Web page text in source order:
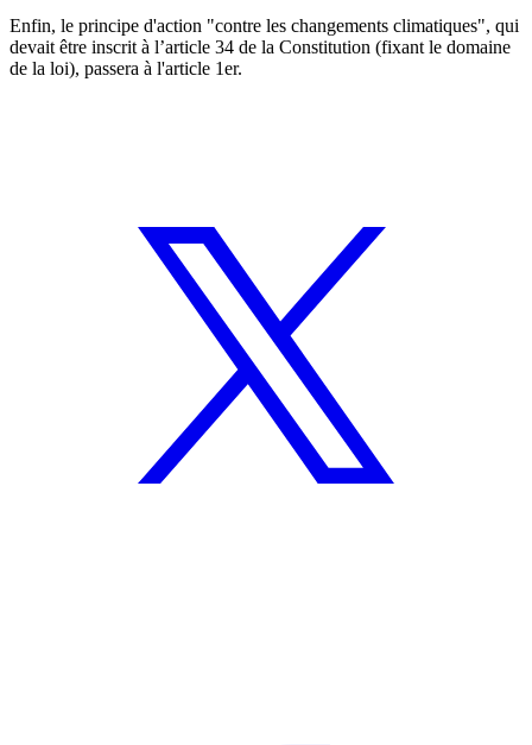
Enfin, le principe d'action "contre les changements climatiques", qui
devait être inscrit à l’article 34 de la Constitution (fixant le domaine
de la loi), passera à l'article 1er.